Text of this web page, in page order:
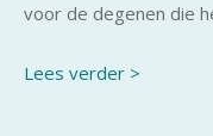
voor de degenen die
Lees verder >